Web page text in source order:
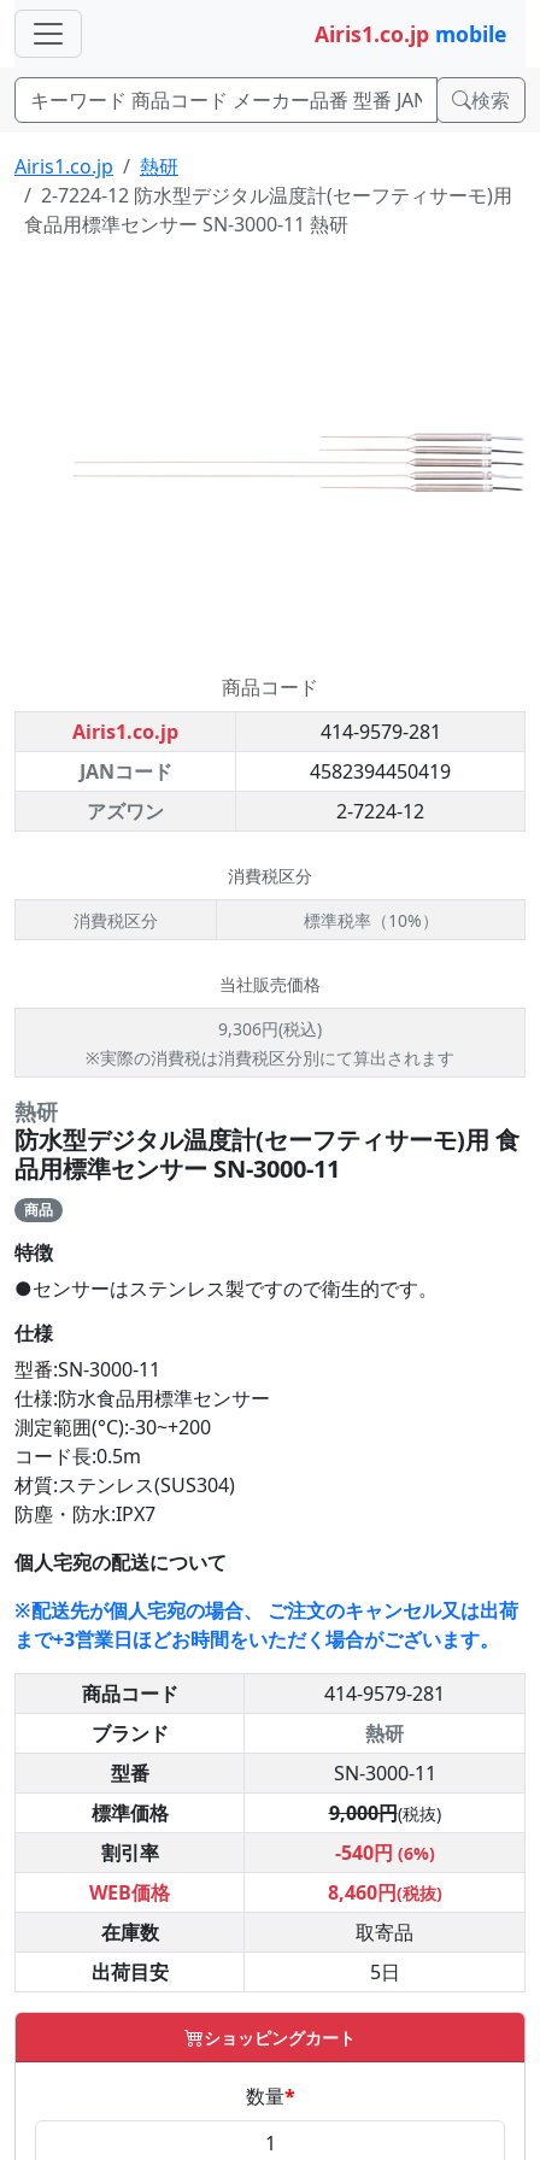
Airis1.co.jp mobile
検索
Airis1.co.jp
熱研
2-7224-12 防水型デジタル温度計(セーフティサーモ)用
食品用標準センサー SN-3000-11 熱研
商品コード
Airis1.co.jp
414-9579-281
JANコード
4582394450419
アズワン
2-7224-12
消費税区分
消費税区分
標準税率（10%）
当社販売価格
9,306円(税込)
※実際の消費税は消費税区分別にて算出されます
熱研
防水型デジタル温度計(セーフティサーモ)用 食
品用標準センサー SN-3000-11
商品
特徴
●センサーはステンレス製ですので衛生的です。
仕様
型番:SN-3000-11
仕様:防水食品用標準センサー
測定範囲(°C):-30~+200
コード長:0.5m
材質:ステンレス(SUS304)
防塵・防水:IPX7
個人宅宛の配送について
※配送先が個人宅宛の場合、 ご注文のキャンセル又は出荷
まで+3営業日ほどお時間をいただく場合がございます。
商品コード
414-9579-281
ブランド
熱研
型番
SN-3000-11
標準価格
9,000円(税抜)
割引率 -540円 (6%)
WEB価格 8,460円(税抜)
在庫数
取寄品
出荷目安
5日
ショッピングカート
数量*